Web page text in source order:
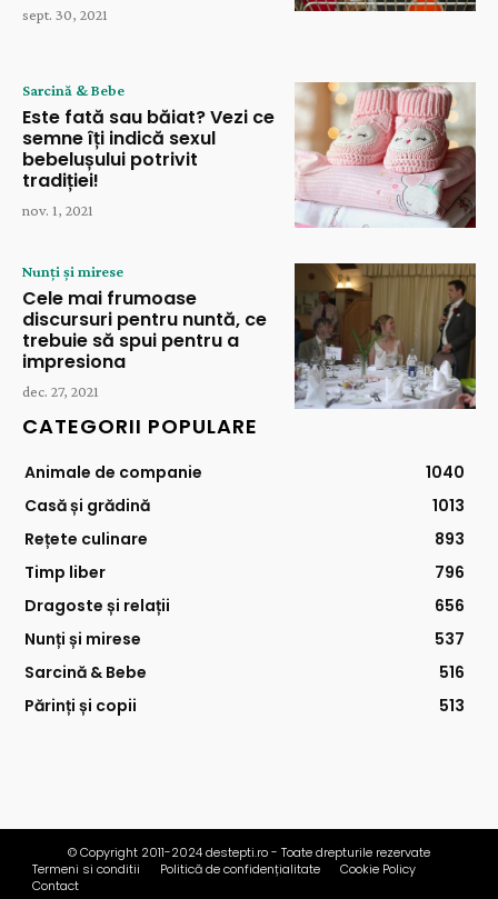
sept. 30, 2021
Sarcină & Bebe
Este fată sau băiat? Vezi ce
semne îți indică sexul
bebelușului potrivit
tradiției!
nov. 1, 2021
Nunți și mirese
Cele mai frumoase
discursuri pentru nuntă, ce
trebuie să spui pentru a
impresiona
dec. 27, 2021
CATEGORII POPULARE
Animale de companie
1040
Casă și grădină
1013
Rețete culinare
893
Timp liber
796
Dragoste și relații
656
Nunți și mirese
537
Sarcină & Bebe
516
Părinți și copii
513
© Copyright 2011-2024 destepti.ro - Toate drepturile rezervate
Termeni si conditii
Politică de confidențialitate
Cookie Policy
Contact